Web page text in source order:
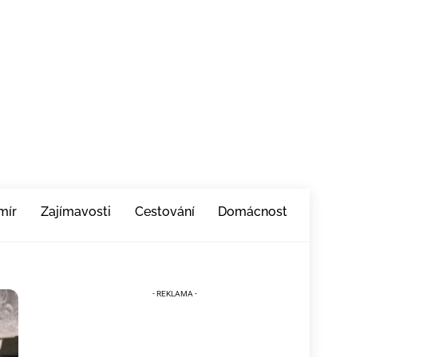
Zajímavosti Cestování Domácnost